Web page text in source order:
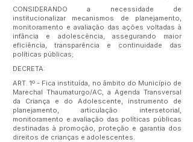
CONSIDERANDO a necessidade de
institucionalizar mecanismos de planejamento,
monitoramento e avaliação das ações voltadas à
infância e adolescência, assegurando maior
eficiência, transparência e continuidade das
políticas públicas;
DECRETA:
ART. 1º - Fica instituída, no âmbito do Município de
Marechal Thaumaturgo/AC, a Agenda Transversal
da Criança e do Adolescente, instrumento de
planejamento, articulação intersetorial,
monitoramento e avaliação das políticas públicas
destinadas à promoção, proteção e garantia dos
direitos de crianças e adolescentes.